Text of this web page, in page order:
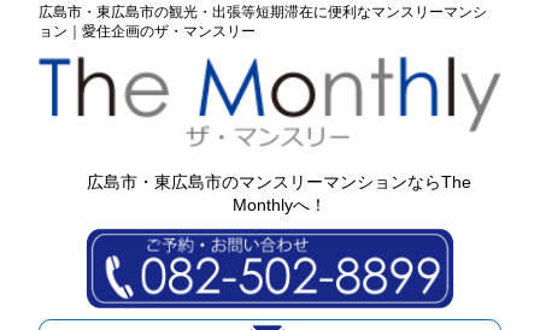
広島市・東広島市の観光・出張等短期滞在に便利なマンスリーマンシ
ョン｜愛住企画のザ・マンスリー
広島市・東広島市のマンスリーマンションならThe
Monthlyへ！